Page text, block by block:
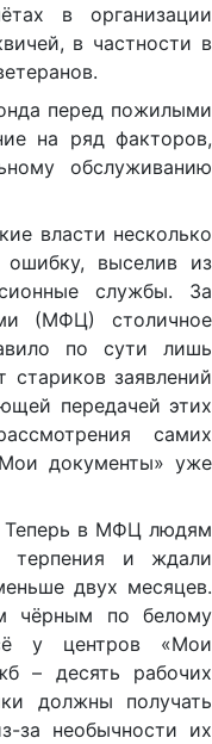
в организации
в частности в
перед пожилыми
на ряд факторов,
обслуживанию
власти несколько
выселив из
службы. За
(МФЦ) столичное
по сути лишь
стариков заявлений
передачей этих
самих
документы» уже
Теперь в МФЦ людям
терпения и ждали
двух месяцев.
чёрным по белому
у центров «Мои
– десять рабочих
должны получать
за необычности их